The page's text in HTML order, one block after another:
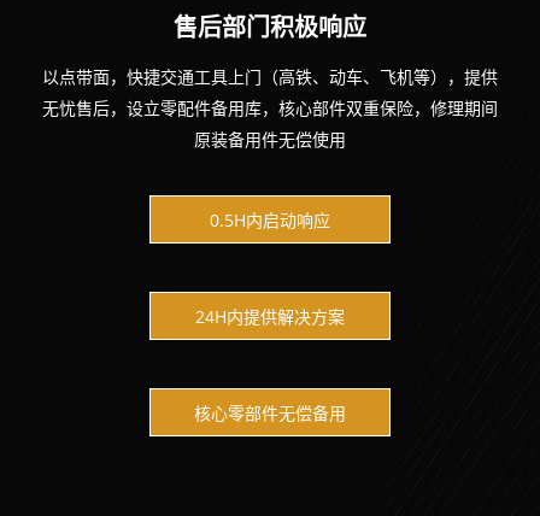
售后部门积极响应
以点带面，快捷交通工具上门（高铁、动车、飞机等），提供
无忧售后，设立零配件备用库，核心部件双重保险，修理期间
原装备用件无偿使用
0.5H内启动响应
24H内提供解决方案
核心零部件无偿备用